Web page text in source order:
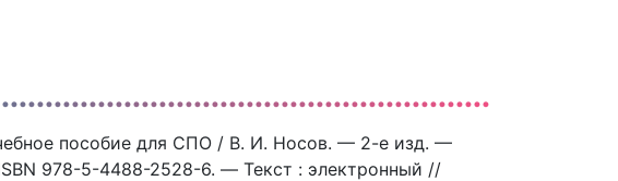
пособие для СПО / В. И. Носов. — 2-е изд. —
978-5-4488-2528-6. — Текст : электронный //